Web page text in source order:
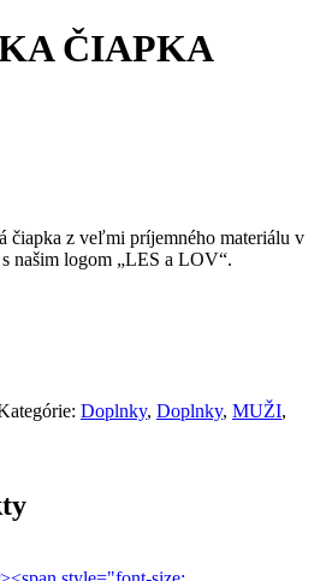
ČIAPKA
čiapka z veľmi príjemného materiálu v
našim logom „LES a LOV“.
Doplnky, Doplnky, MUŽI,